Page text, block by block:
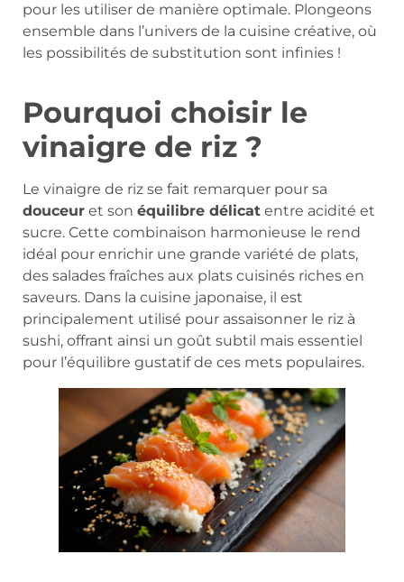
pour les utiliser de manière optimale. Plongeons
ensemble dans l’univers de la cuisine créative, où
les possibilités de substitution sont infinies !
Pourquoi choisir le
vinaigre de riz ?
Le vinaigre de riz se fait remarquer pour sa
douceur et son équilibre délicat entre acidité et
sucre. Cette combinaison harmonieuse le rend
idéal pour enrichir une grande variété de plats,
des salades fraîches aux plats cuisinés riches en
saveurs. Dans la cuisine japonaise, il est
principalement utilisé pour assaisonner le riz à
sushi, offrant ainsi un goût subtil mais essentiel
pour l’équilibre gustatif de ces mets populaires.